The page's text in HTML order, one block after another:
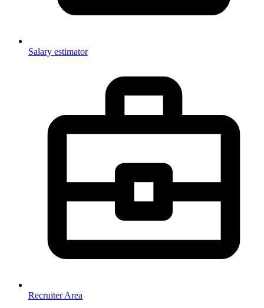
Salary estimator
Recruiter Area